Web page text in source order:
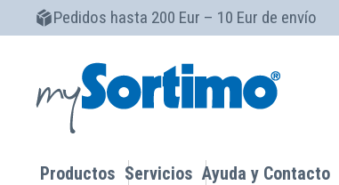
Pedidos hasta 200 Eur – 10 Eur de envío
Productos Servicios Ayuda y Contacto